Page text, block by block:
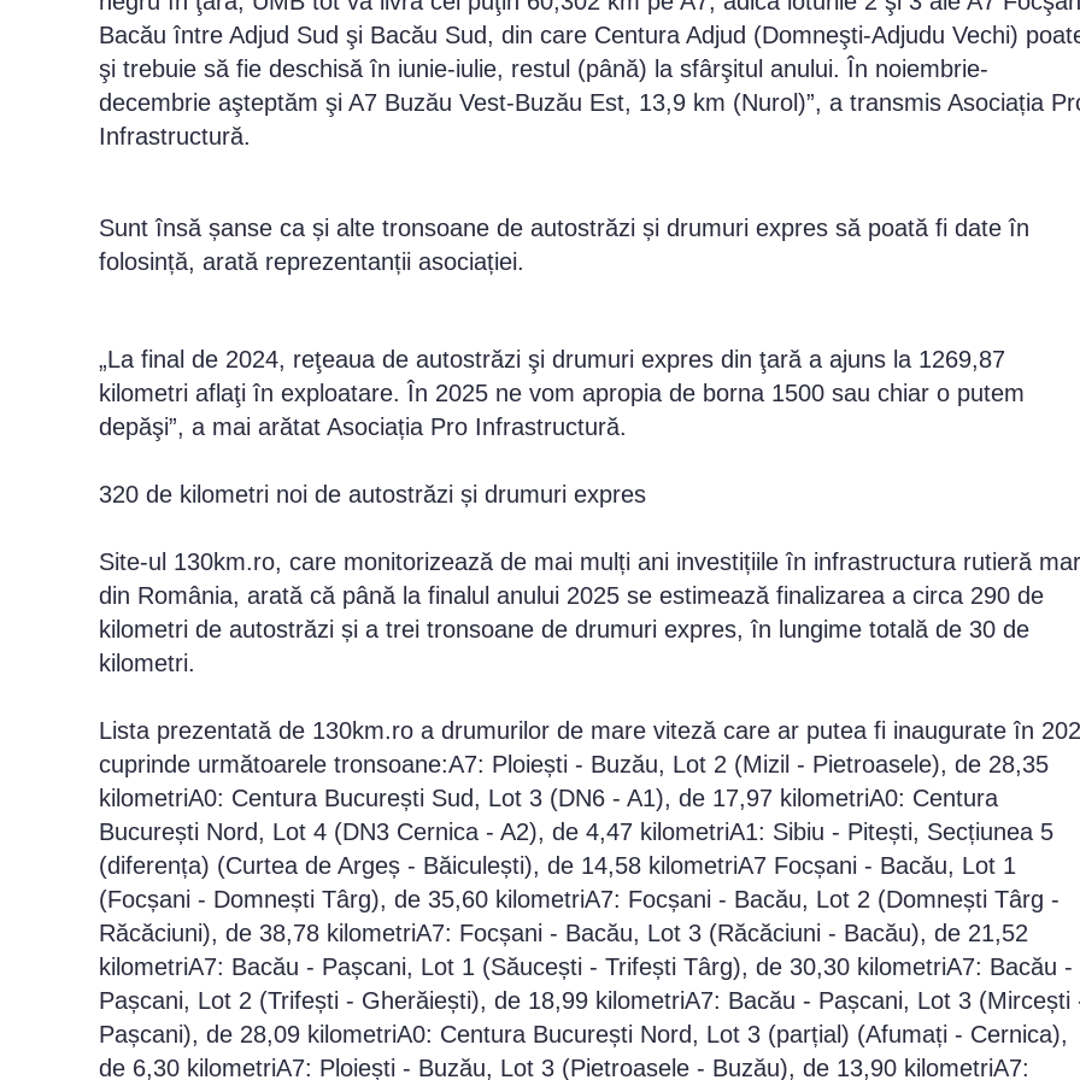
Bacău între Adjud Sud şi Bacău Sud, din care Centura Adjud (Domneşti-Adjudu Vechi)
şi trebuie să fie deschisă în iunie-iulie, restul (până) la sfârşitul anului. În noiembrie-
decembrie aşteptăm şi A7 Buzău Vest-Buzău Est, 13,9 km (Nurol)”, a transmis Asociația
Infrastructură.
Sunt însă șanse ca și alte tronsoane de autostrăzi și drumuri expres să poată fi date în
folosință, arată reprezentanții asociației.
„La final de 2024, reţeaua de autostrăzi şi drumuri expres din ţară a ajuns la 1269,87
kilometri aflaţi în exploatare. În 2025 ne vom apropia de borna 1500 sau chiar o putem
depăşi”, a mai arătat Asociația Pro Infrastructură.
320 de kilometri noi de autostrăzi și drumuri expres
Site-ul 130km.ro, care monitorizează de mai mulți ani investițiile în infrastructura rutieră
din România, arată că până la finalul anului 2025 se estimează finalizarea a circa 290 de
kilometri de autostrăzi și a trei tronsoane de drumuri expres, în lungime totală de 30 de
kilometri.
Lista prezentată de 130km.ro a drumurilor de mare viteză care ar putea fi inaugurate în
cuprinde următoarele tronsoane:A7: Ploiești - Buzău, Lot 2 (Mizil - Pietroasele), de 28,35
kilometriA0: Centura București Sud, Lot 3 (DN6 - A1), de 17,97 kilometriA0: Centura
București Nord, Lot 4 (DN3 Cernica - A2), de 4,47 kilometriA1: Sibiu - Pitești, Secțiunea 5
(diferența) (Curtea de Argeș - Băiculești), de 14,58 kilometriA7 Focșani - Bacău, Lot 1
(Focșani - Domnești Târg), de 35,60 kilometriA7: Focșani - Bacău, Lot 2 (Domnești Târg -
Răcăciuni), de 38,78 kilometriA7: Focșani - Bacău, Lot 3 (Răcăciuni - Bacău), de 21,52
kilometriA7: Bacău - Pașcani, Lot 1 (Săucești - Trifești Târg), de 30,30 kilometriA7: Bacău -
Pașcani, Lot 2 (Trifești - Gherăiești), de 18,99 kilometriA7: Bacău - Pașcani, Lot 3 (Mircești
Pașcani), de 28,09 kilometriA0: Centura București Nord, Lot 3 (parțial) (Afumați - Cernica),
de 6,30 kilometriA7: Ploiești - Buzău, Lot 3 (Pietroasele - Buzău), de 13,90 kilometriA7: